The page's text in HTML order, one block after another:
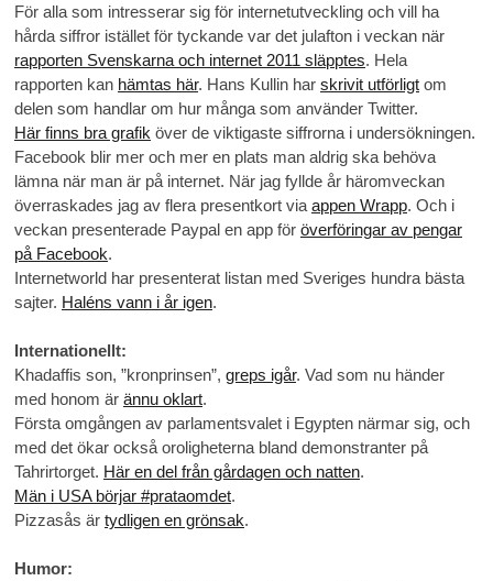
För alla som intresserar sig för internetutveckling och vill ha
hårda siffror istället för tyckande var det julafton i veckan när
rapporten Svenskarna och internet 2011 släpptes. Hela
rapporten kan hämtas här. Hans Kullin har skrivit utförligt om
delen som handlar om hur många som använder Twitter.
Här finns bra grafik över de viktigaste siffrorna i undersökningen.
Facebook blir mer och mer en plats man aldrig ska behöva
lämna när man är på internet. När jag fyllde år häromveckan
överraskades jag av flera presentkort via appen Wrapp. Och i
veckan presenterade Paypal en app för överföringar av pengar
på Facebook.
Internetworld har presenterat listan med Sveriges hundra bästa
sajter. Haléns vann i år igen.
Internationellt:
Khadaffis son, ”kronprinsen”, greps igår. Vad som nu händer
med honom är ännu oklart.
Första omgången av parlamentsvalet i Egypten närmar sig, och
med det ökar också oroligheterna bland demonstranter på
Tahrirtorget. Här en del från gårdagen och natten.
Män i USA börjar #prataomdet.
Pizzasås är tydligen en grönsak.
Humor: